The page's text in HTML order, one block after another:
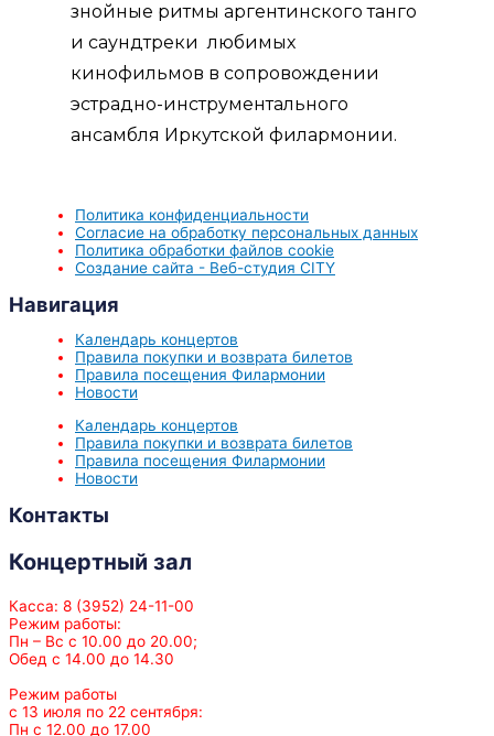
знойные ритмы аргентинского танго
и саундтреки любимых
кинофильмов в сопровождении
эстрадно-инструментального
ансамбля Иркутской филармонии.
Политика конфиденциальности
Согласие на обработку персональных данных
Политика обработки файлов cookie
Создание сайта - Веб-студия CITY
Навигация
Календарь концертов
Правила покупки и возврата билетов
Правила посещения Филармонии
Новости
Календарь концертов
Правила покупки и возврата билетов
Правила посещения Филармонии
Новости
Контакты
Концертный зал
Касса: 8 (3952) 24-11-00
Режим работы:
Пн – Вс с 10.00 до 20.00;
Обед с 14.00 до 14.30
Режим работы
с 13 июля по 22 сентября:
Пн с 12.00 до 17.00